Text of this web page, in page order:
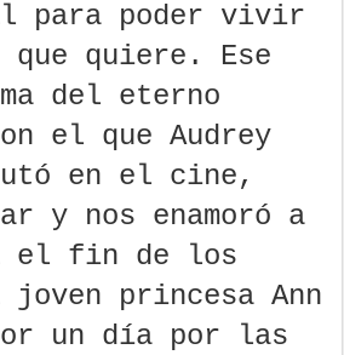
para poder vivir
quiere. Ese
del eterno
el que Audrey
en el cine,
y nos enamoró a
el fin de los
joven princesa Ann
un día por las